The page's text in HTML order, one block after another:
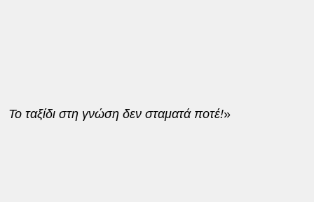
Το ταξίδι στη γνώση δεν σταματά ποτέ!»